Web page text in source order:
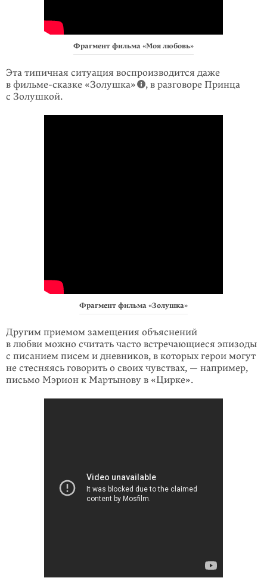
Фрагмент фильма «Моя любовь»
Эта типичная ситуация воспроизводится даже
в фильме-сказке «Золушка»
, в разговоре Принца
с Золушкой.
Фрагмент фильма «Золушка»
Другим приемом замещения объяснений
в любви можно считать часто встречающиеся эпизоды
с писанием писем и дневников, в которых герои могут
не стесняясь говорить о своих чувствах, — например,
письмо Мэрион к Мартынову в «Цирке».